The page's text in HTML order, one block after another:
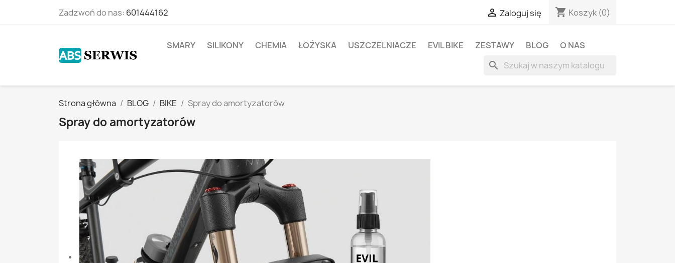
Zadzwoń do nas: 601444162  Zaloguj się shopping_cart Koszyk (0)
SMARY SILIKONY CHEMIA ŁOŻYSKA USZCZELNIACZE EVIL BIKE ZESTAWY BLOG O NAS
search
Strona główna BLOG BIKE Spray do amortyzatorów
Spray do amortyzatorów